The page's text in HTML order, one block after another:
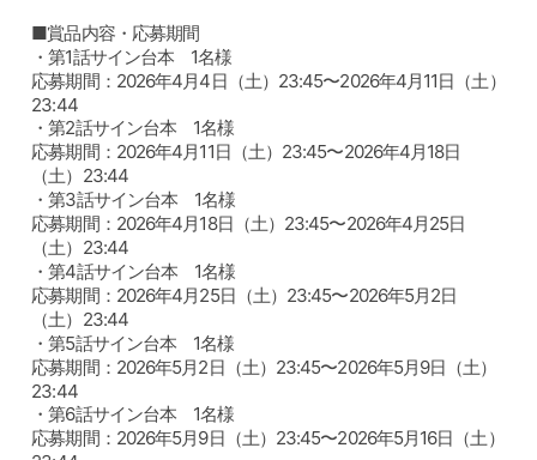
■賞品内容・応募期間
・第1話サイン台本 1名様
応募期間：2026年4月4日（土）23:45〜2026年4月11日（土）
23:44
・第2話サイン台本 1名様
応募期間：2026年4月11日（土）23:45〜2026年4月18日
（土）23:44
・第3話サイン台本 1名様
応募期間：2026年4月18日（土）23:45〜2026年4月25日
（土）23:44
・第4話サイン台本 1名様
応募期間：2026年4月25日（土）23:45〜2026年5月2日
（土）23:44
・第5話サイン台本 1名様
応募期間：2026年5月2日（土）23:45〜2026年5月9日（土）
23:44
・第6話サイン台本 1名様
応募期間：2026年5月9日（土）23:45〜2026年5月16日（土）